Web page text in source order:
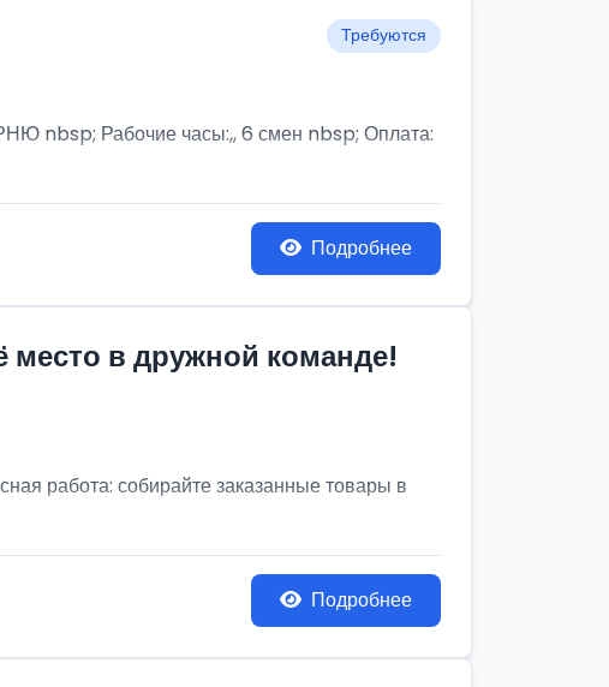
Требуются
Рабочие часы:,, 6 смен nbsp; Оплата:
Подробнее
место в дружной команде!
работа: собирайте заказанные товары в
Подробнее